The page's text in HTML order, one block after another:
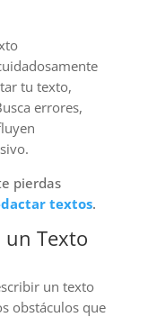
tu texto,
errores,
pierdas
textos.
Texto
un texto
obstáculos que